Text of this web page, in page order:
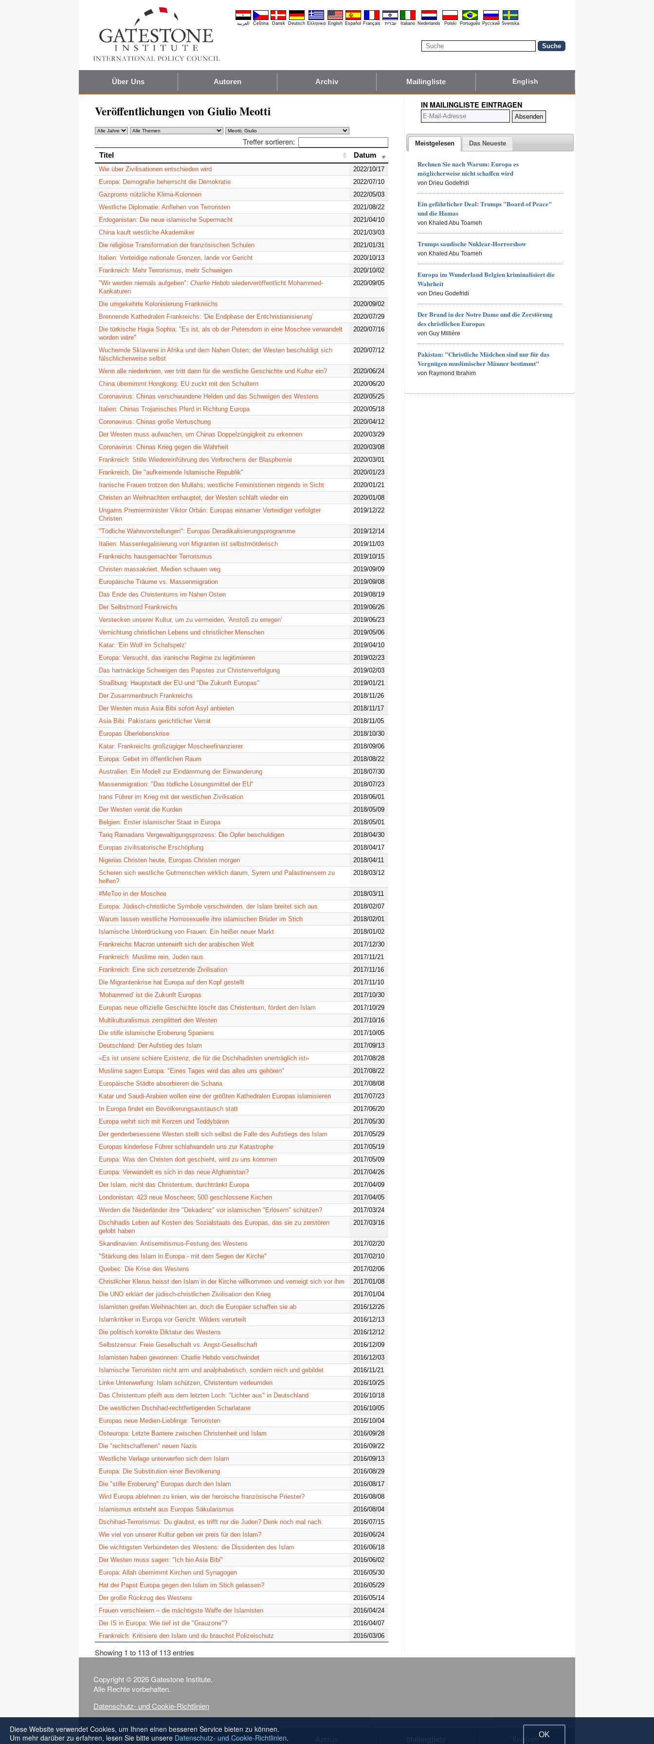
العربية Čeština Dansk Deutsch Ελληνικά English Español Français עברית Italiano Nederlands Polski Português Pyccĸий Svenska
Über Uns Autoren Archiv Mailingliste English
Veröffentlichungen von Giulio Meotti
Treffer sortieren:
Titel Datum
Wie über Zivilisationen entschieden wird
2022/10/17
Europa: Demografie beherrscht die Demokratie
2022/07/10
Gazproms nützliche Klima-Kolonnen
2022/05/03
Westliche Diplomatie: Anflehen von Terroristen
2021/08/22
Erdoganistan: Die neue islamische Supermacht
2021/04/10
China kauft westliche Akademiker
2021/03/03
Die religiöse Transformation der französischen Schulen
2021/01/31
Italien: Verteidige nationale Grenzen, lande vor Gericht
2020/10/13
Frankreich: Mehr Terrorismus, mehr Schweigen
2020/10/02
"Wir werden niemals aufgeben": Charlie Hebdo wiederveröffentlicht Mohammed-
Karikaturen
2020/09/05
Die umgekehrte Kolonisierung Frankreichs
2020/09/02
Brennende Kathedralen Frankreichs: 'Die Endphase der Entchristianisierung'
2020/07/29
Die türkische Hagia Sophia: "Es ist, als ob der Petersdom in eine Moschee verwandelt
worden wäre"
2020/07/16
Wuchernde Sklaverei in Afrika und dem Nahen Osten; der Westen beschuldigt sich
fälschlicherweise selbst
2020/07/12
Wenn alle niederknien, wer tritt dann für die westliche Geschichte und Kultur ein?
2020/06/24
China übernimmt Hongkong: EU zuckt mit den Schultern
2020/06/20
Coronavirus: Chinas verschwundene Helden und das Schweigen des Westens
2020/05/25
Italien: Chinas Trojanisches Pferd in Richtung Europa
2020/05/18
Coronavirus: Chinas große Vertuschung
2020/04/12
Der Westen muss aufwachen, um Chinas Doppelzüngigkeit zu erkennen
2020/03/29
Coronavirus: Chinas Krieg gegen die Wahrheit
2020/03/08
Frankreich: Stille Wiedereinführung des Verbrechens der Blasphemie
2020/03/01
Frankreich, Die "aufkeimende Islamische Republik"
2020/01/23
Iranische Frauen trotzen den Mullahs; westliche Feministinnen nirgends in Sicht
2020/01/21
Christen an Weihnachten enthauptet, der Westen schläft wieder ein
2020/01/08
Ungarns Premierminister Viktor Orbán: Europas einsamer Verteidiger verfolgter
Christen
2019/12/22
"Tödliche Wahnvorstellungen": Europas Deradikalisierungsprogramme
2019/12/14
Italien: Massenlegalisierung von Migranten ist selbstmörderisch
2019/11/03
Frankreichs hausgemachter Terrorismus
2019/10/15
Christen massakriert, Medien schauen weg
2019/09/09
Europäische Träume vs. Massenmigration
2019/09/08
Das Ende des Christentums im Nahen Osten
2019/08/19
Der Selbstmord Frankreichs
2019/06/26
Verstecken unserer Kultur, um zu vermeiden, 'Anstoß zu erregen'
2019/06/23
Vernichtung christlichen Lebens und christlicher Menschen
2019/05/06
Katar: 'Ein Wolf im Schafspelz'
2019/04/10
Europa: Versucht, das iranische Regime zu legitimieren
2019/02/23
Das hartnäckige Schweigen des Papstes zur Christenverfolgung
2019/02/03
Straßburg: Hauptstadt der EU und "Die Zukunft Europas"
2019/01/21
Der Zusammenbruch Frankreichs
2018/11/26
Der Westen muss Asia Bibi sofort Asyl anbieten
2018/11/17
Asia Bibi: Pakistans gerichtlicher Verrat
2018/11/05
Europas Überlebenskrise
2018/10/30
Katar: Frankreichs großzügiger Moscheefinanzierer
2018/09/06
Europa: Gebet im öffentlichen Raum
2018/08/22
Australien: Ein Modell zur Eindämmung der Einwanderung
2018/07/30
Massenmigration: "Das tödliche Lösungsmittel der EU"
2018/07/23
Irans Führer im Krieg mit der westlichen Zivilisation
2018/06/01
Der Westen verrät die Kurden
2018/05/09
Belgien: Erster islamischer Staat in Europa
2018/05/01
Tariq Ramadans Vergewaltigungsprozess: Die Opfer beschuldigen
2018/04/30
Europas zivilisatorische Erschöpfung
2018/04/17
Nigerias Christen heute, Europas Christen morgen
2018/04/11
Scheren sich westliche Gutmenschen wirklich darum, Syrern und Palästinensern zu
helfen?
2018/03/12
#MeToo in der Moschee
2018/03/11
Europa: Jüdisch-christliche Symbole verschwinden, der Islam breitet sich aus
2018/02/07
Warum lassen westliche Homosexuelle ihre islamischen Brüder im Stich
2018/02/01
Islamische Unterdrückung von Frauen: Ein heißer neuer Markt
2018/01/02
Frankreichs Macron unterwirft sich der arabischen Welt
2017/12/30
Frankreich: Muslime rein, Juden raus
2017/11/21
Frankreich: Eine sich zersetzende Zivilisation
2017/11/16
Die Migrantenkrise hat Europa auf den Kopf gestellt
2017/11/10
'Mohammed' ist die Zukunft Europas
2017/10/30
Europas neue offizielle Geschichte löscht das Christentum, fördert den Islam
2017/10/29
Multikulturalismus zersplittert den Westen
2017/10/16
Die stille islamische Eroberung Spaniens
2017/10/05
Deutschland: Der Aufstieg des Islam
2017/09/13
«Es ist unsere schiere Existenz, die für die Dschihadisten unerträglich ist»
2017/08/28
Muslime sagen Europa: "Eines Tages wird das alles uns gehören"
2017/08/22
Europäische Städte absorbieren die Scharia
2017/08/08
Katar und Saudi-Arabien wollen eine der größten Kathedralen Europas islamisieren
2017/07/23
In Europa findet ein Bevölkerungsaustausch statt
2017/06/20
Europa wehrt sich mit Kerzen und Teddybären
2017/05/30
Der genderbesessene Westen stellt sich selbst die Falle des Aufstiegs des Islam
2017/05/29
Europas kinderlose Führer schlafwandeln uns zur Katastrophe
2017/05/19
Europa: Was den Christen dort geschieht, wird zu uns kommen
2017/05/09
Europa: Verwandelt es sich in das neue Afghanistan?
2017/04/26
Der Islam, nicht das Christentum, durchtränkt Europa
2017/04/09
Londonistan: 423 neue Moscheen; 500 geschlossene Kirchen
2017/04/05
Werden die Niederländer ihre "Dekadenz" vor islamischen "Erlösern" schützen?
2017/03/24
Dschihadis Leben auf Kosten des Sozialstaats des Europas, das sie zu zerstören
gelobt haben
2017/03/16
Skandinavien: Antisemitismus-Festung des Westens
2017/02/20
"Stärkung des Islam in Europa - mit dem Segen der Kirche"
2017/02/10
Quebec: Die Krise des Westens
2017/02/06
Christlicher Klerus heisst den Islam in der Kirche willkommen und verneigt sich vor ihm
2017/01/08
Die UNO erklärt der jüdisch-christlichen Zivilisation den Krieg
2017/01/04
Islamisten greifen Weihnachten an, doch die Europäer schaffen sie ab
2016/12/26
Islamkritiker in Europa vor Gericht: Wilders verurteilt
2016/12/13
Die politisch korrekte Diktatur des Westens
2016/12/12
Selbstzensur: Freie Gesellschaft vs. Angst-Gesellschaft
2016/12/09
Islamisten haben gewonnen: Charlie Hebdo verschwindet
2016/12/03
Islamische Terroristen nicht arm und analphabetisch, sondern reich und gebildet
2016/11/21
Linke Unterwerfung: Islam schützen, Christentum verleumden
2016/10/25
Das Christentum pfeift aus dem letzten Loch: "Lichter aus" in Deutschland
2016/10/18
Die westlichen Dschihad-rechtfertigenden Scharlatane
2016/10/05
Europas neue Medien-Lieblinge: Terroristen
2016/10/04
Osteuropa: Letzte Barriere zwischen Christenheit und Islam
2016/09/28
Die "rechtschaffenen" neuen Nazis
2016/09/22
Westliche Verlage unterwerfen sich dem Islam
2016/09/13
Europa: Die Substitution einer Bevölkerung
2016/08/29
Die "stille Eroberung" Europas durch den Islam
2016/08/17
Wird Europa ablehnen zu knien, wie der heroische französische Priester?
2016/08/08
Islamismus entsteht aus Europas Säkularismus
2016/08/04
Dschihad-Terrorismus: Du glaubst, es trifft nur die Juden? Denk noch mal nach.
2016/07/15
Wie viel von unserer Kultur geben wir preis für den Islam?
2016/06/24
Die wichtigsten Verbündeten des Westens: die Dissidenten des Islam
2016/06/18
Der Westen muss sagen: "Ich bin Asia Bibi"
2016/06/02
Europa: Allah übernimmt Kirchen und Synagogen
2016/05/30
Hat der Papst Europa gegen den Islam im Stich gelassen?
2016/05/29
Der große Rückzug des Westens
2016/05/14
Frauen verschleiern – die mächtigste Waffe der Islamisten
2016/04/24
Der IS in Europa: Wie tief ist die "Grauzone"?
2016/04/07
Frankreich: Kritisiere den Islam und du brauchst Polizeischutz
2016/03/06
Showing 1 to 113 of 113 entries
IN MAILINGLISTE EINTRAGEN
Meistgelesen Das Neueste
Rechnen Sie nach Warum: Europa es
möglicherweise nicht schaffen wird
von Drieu Godefridi
Ein gefährlicher Deal: Trumps "Board of Peace"
und die Hamas
von Khaled Abu Toameh
Trumps saudische Nuklear-Horrorshow
von Khaled Abu Toameh
Europa im Wunderland Belgien kriminalisiert die
Wahrheit
von Drieu Godefridi
Der Brand in der Notre Dame und die Zerstörung
des christlichen Europas
von Guy Millière
Pakistan: "Christliche Mädchen sind nur für das
Vergnügen muslimischer Männer bestimmt"
von Raymond Ibrahim
Copyright © 2026 Gatestone Institute.
Alle Rechte vorbehalten.
Datenschutz- und Cookie-Richtlinien
Über Uns Autoren
Diese Website verwendet Cookies, um Ihnen einen besseren Service bieten zu können.
Um mehr darüber zu erfahren, lesen Sie bitte unsere Datenschutz- und Cookie-Richtlinien. OK
Titel Datum